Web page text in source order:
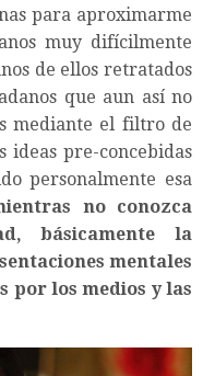
para aproximarme
muy difícilmente
de ellos retratados
que aun así no
mediante el filtro de
ideas pre-concebidas
personalmente esa
no conozca
básicamente la
mentales
por los medios y las